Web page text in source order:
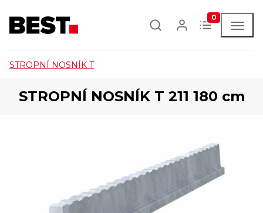
0
STROPNÍ NOSNÍK T
STROPNÍ NOSNÍK T 211 180 cm